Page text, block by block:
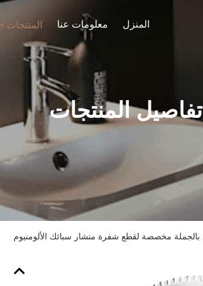
المنزل معلومات عنا المنتجات
تفاصيل المنتجات